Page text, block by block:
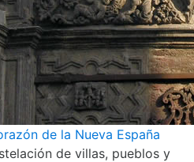
de la Nueva España
de villas, pueblos y